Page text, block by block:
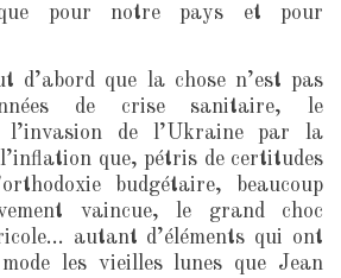
pour notre pays et pour
d’abord que la chose n’est pas
de crise sanitaire, le
l’invasion de l’Ukraine par la
que, pétris de certitudes
budgétaire, beaucoup
vaincue, le grand choc
autant d’éléments qui ont
les vieilles lunes que Jean